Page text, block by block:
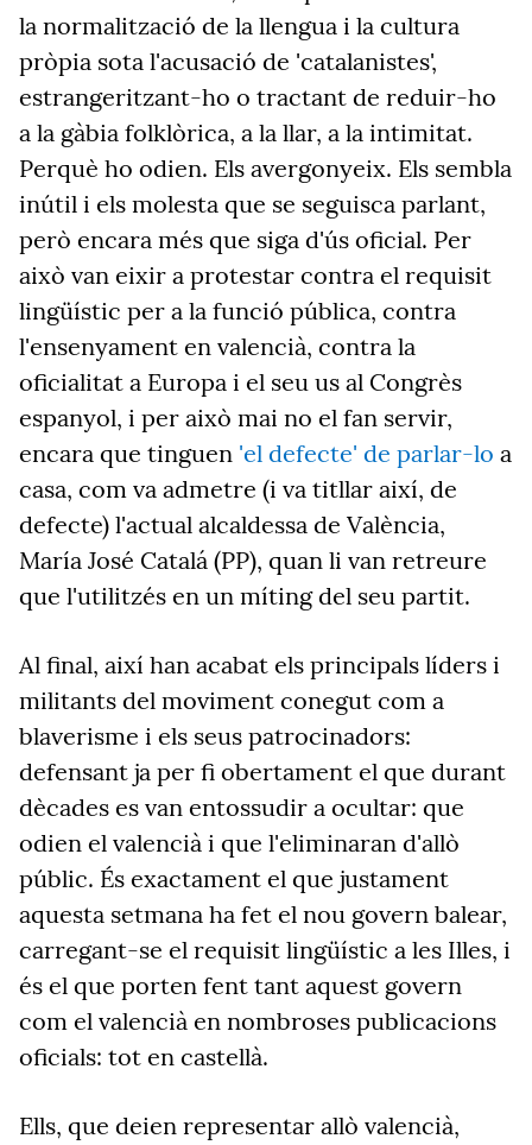
la normalització de la llengua i la cultura
pròpia sota l'acusació de 'catalanistes',
estrangeritzant-ho o tractant de reduir-ho
a la gàbia folklòrica, a la llar, a la intimitat.
Perquè ho odien. Els avergonyeix. Els sembla
inútil i els molesta que se seguisca parlant,
però encara més que siga d'ús oficial. Per
això van eixir a protestar contra el requisit
lingüístic per a la funció pública, contra
l'ensenyament en valencià, contra la
oficialitat a Europa i el seu us al Congrès
espanyol, i per això mai no el fan servir,
encara que tinguen 'el defecte' de parlar-lo a
casa, com va admetre (i va titllar així, de
defecte) l'actual alcaldessa de València,
María José Catalá (PP), quan li van retreure
que l'utilitzés en un míting del seu partit.
Al final, així han acabat els principals líders i
militants del moviment conegut com a
blaverisme i els seus patrocinadors:
defensant ja per fi obertament el que durant
dècades es van entossudir a ocultar: que
odien el valencià i que l'eliminaran d'allò
públic. És exactament el que justament
aquesta setmana ha fet el nou govern balear,
carregant-se el requisit lingüístic a les Illes, i
és el que porten fent tant aquest govern
com el valencià en nombroses publicacions
oficials: tot en castellà.
Ells, que deien representar allò valencià,